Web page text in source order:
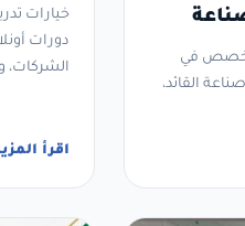
في
القائد،
خيارات
دورات
الشركات،
اقرأ